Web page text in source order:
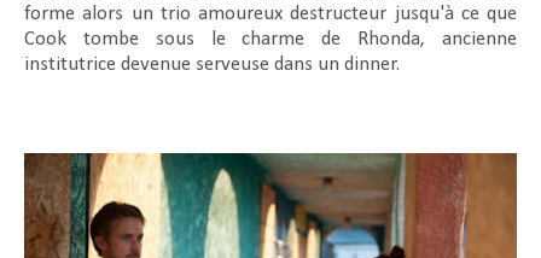
forme alors un trio amoureux destructeur jusqu'à ce que
Cook tombe sous le charme de Rhonda, ancienne
institutrice devenue serveuse dans un dinner.